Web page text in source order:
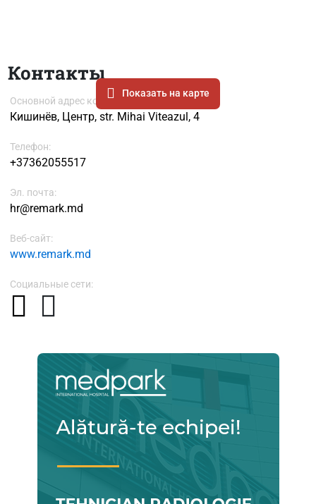
Контакты
Показать на карте
Основной адрес компании
Кишинёв, Центр, str. Mihai Viteazul, 4
Телефон:
+37362055517
Эл. почта:
hr@remark.md
Веб-сайт:
www.remark.md
Социальные сети: